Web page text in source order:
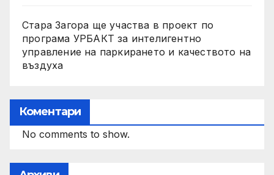
Стара Загора ще участва в проект по
програма УРБАКТ за интелигентно
управление на паркирането и качеството на
въздуха
Коментари
No comments to show.